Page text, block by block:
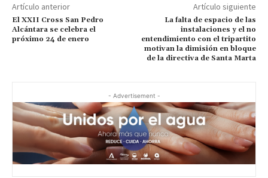
Artículo anterior
El XXII Cross San Pedro
Alcántara se celebra el
próximo 24 de enero
Artículo siguiente
La falta de espacio de las
instalaciones y el no
entendimiento con el tripartito
motivan la dimisión en bloque
de la directiva de Santa Marta
- Advertisement -